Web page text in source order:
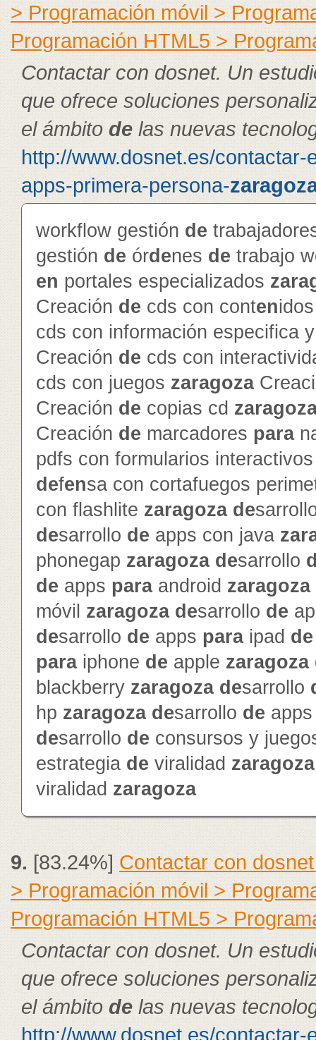
> Programación móvil >
Programación HTML5 >
Contactar con dosnet. Un
que ofrece soluciones
el ámbito delas nuevas
http://www.dosnet.es/contactar-
apps-primera-persona-
workflow gestión de
gestión de órdenes de trabajo
en portales especializados
Creación de cds con conten
cds con información especifica
Creación de cds con
cds con juegos zaragoza
Creación de copias cd
Creación de marcadores para
pdfs con formularios
defensa con cortafuegos
con flashlite zaragoza de
desarrollo de apps con java
phonegap zaragoza desarrollo
de apps paraandroid zaragoza
móvil zaragoza desarrollo de
desarrollo de apps paraipad de
paraiphone de apple zaragoza
blackberry zaragoza desarrollo
hp zaragoza desarrollo de
desarrollo de consursos y
estrategia de viralidad zaragoza
viralidad zaragoza
9.[83.24%] Contactar con
> Programación móvil >
Programación HTML5 >
Contactar con dosnet. Un
que ofrece soluciones
el ámbitode las nuevas
http://www.dosnet.es/contactar-